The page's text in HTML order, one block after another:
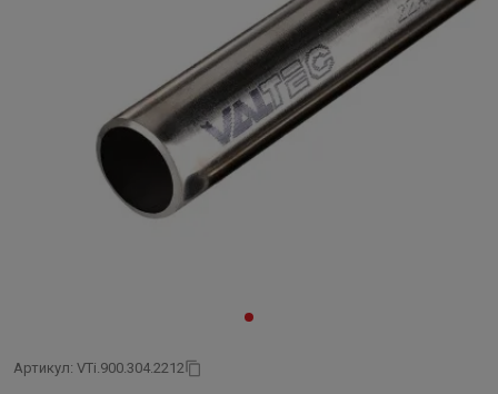
Артикул: VTi.900.304.2212